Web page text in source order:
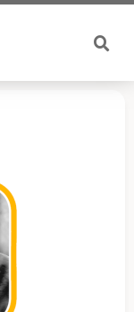
تخطي
المحتوى